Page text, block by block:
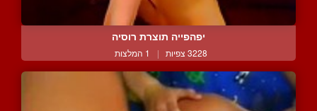
יפהפייה תוצרת רוסיה
3228 צפיות | 1 המלצות